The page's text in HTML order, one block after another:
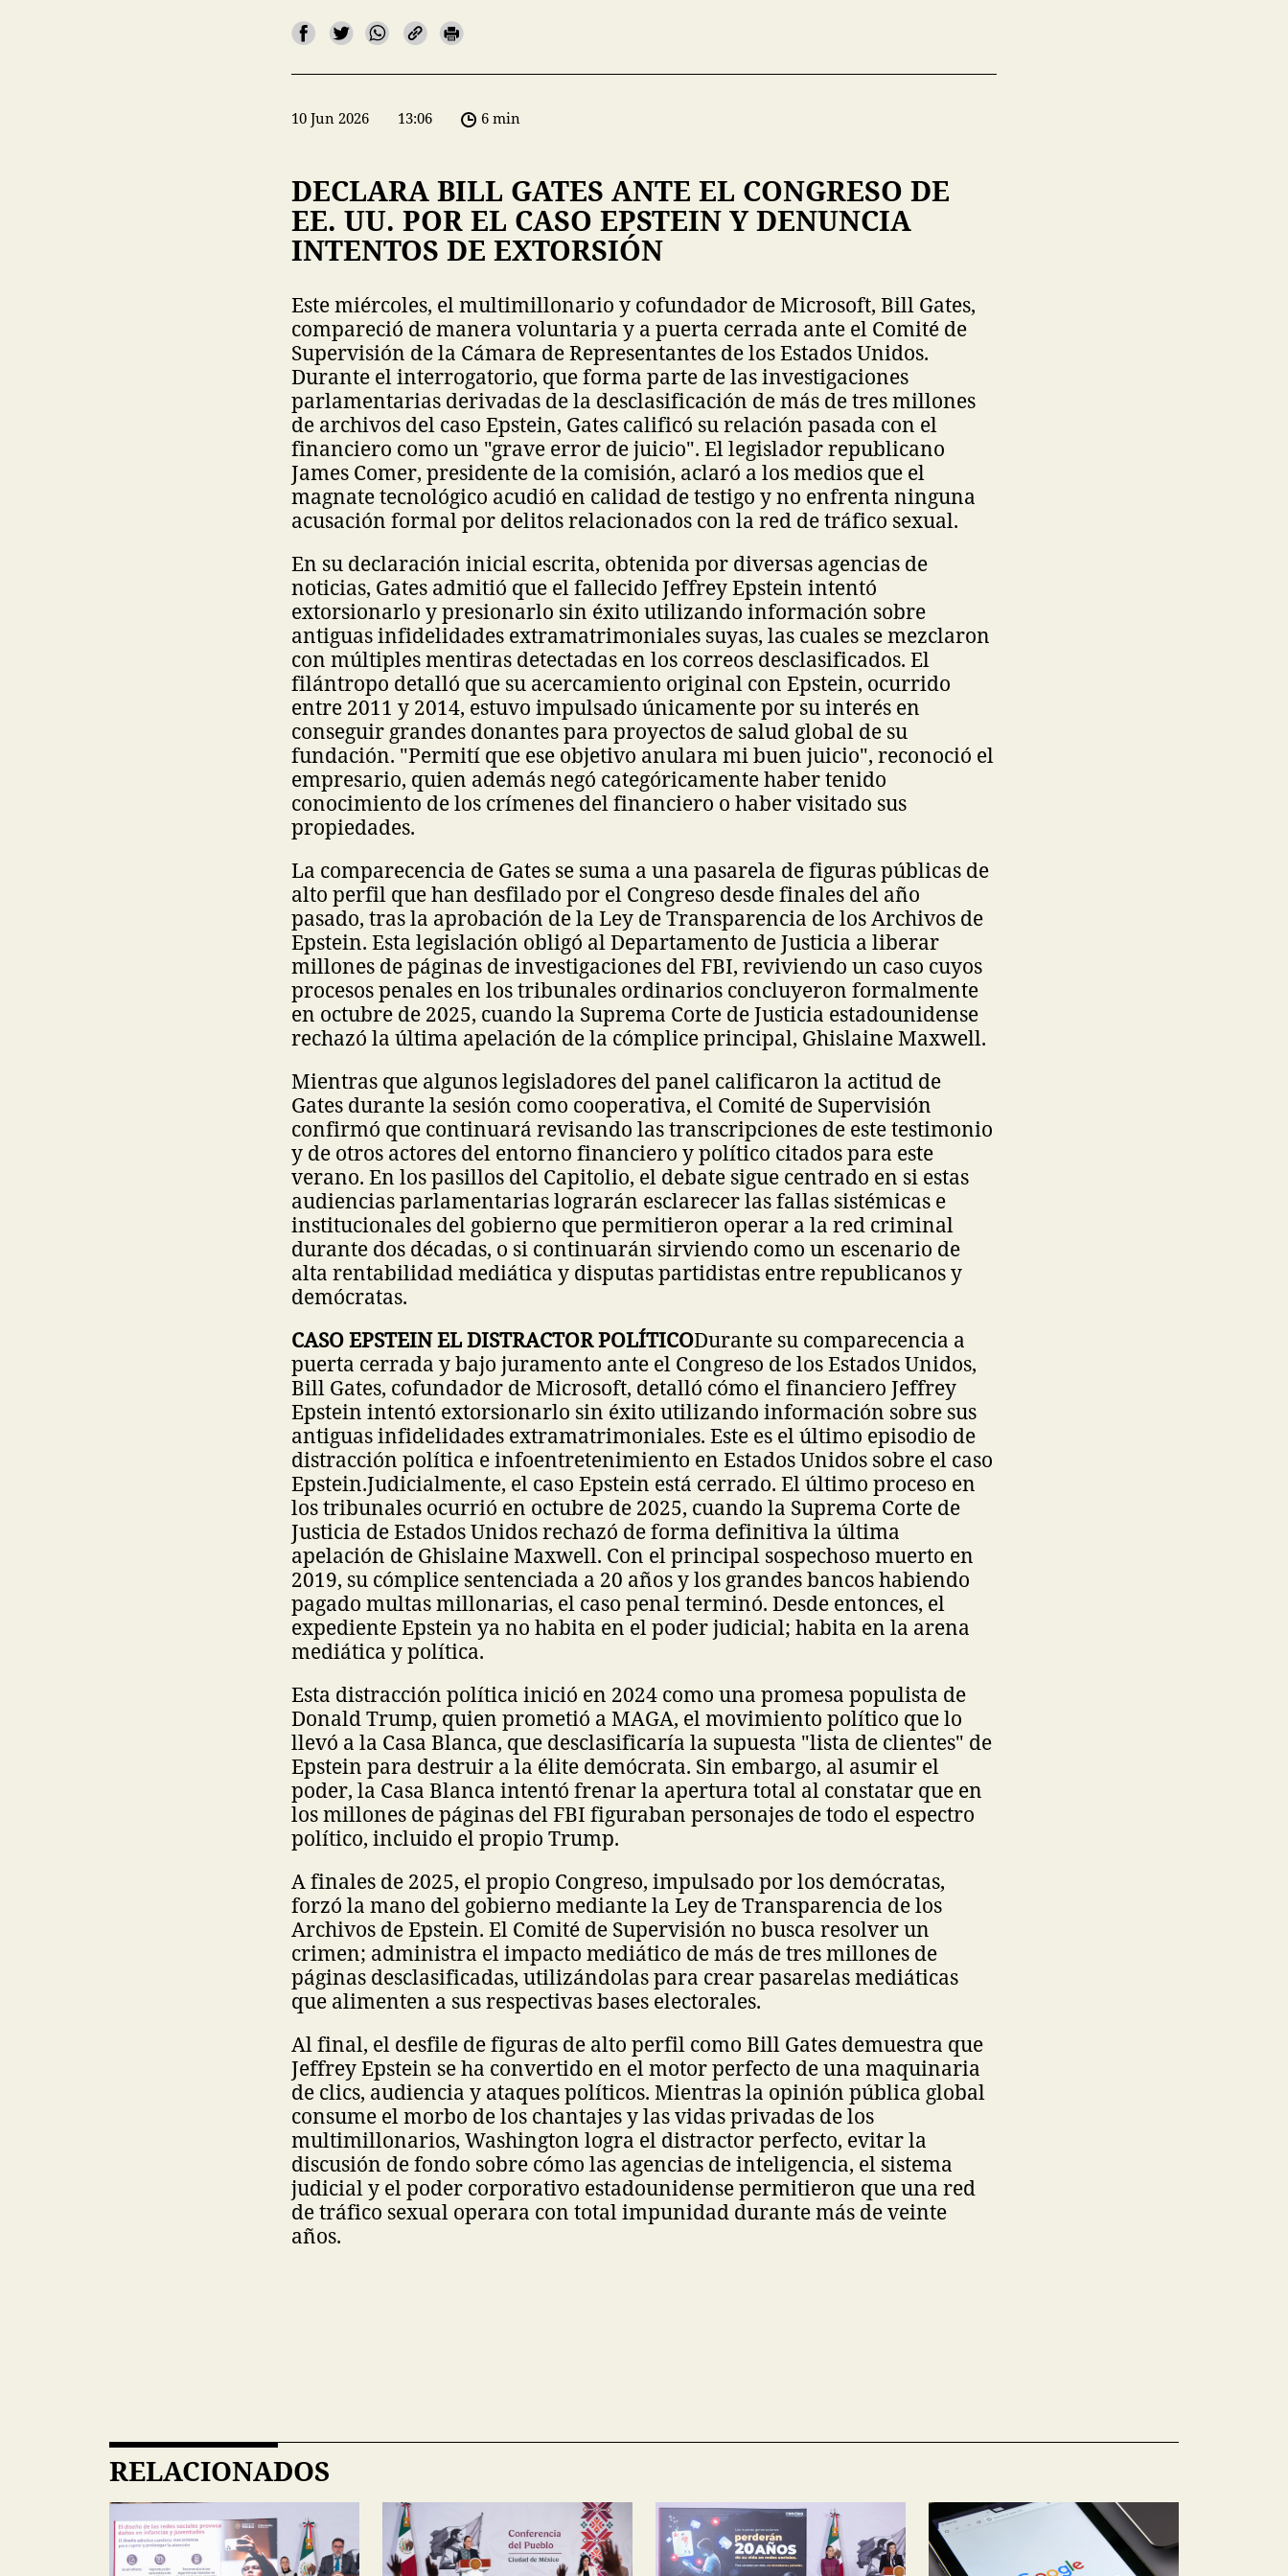
10 Jun 2026 13:06 6 min
DECLARA BILL GATES ANTE EL CONGRESO DE
EE. UU. POR EL CASO EPSTEIN Y DENUNCIA
INTENTOS DE EXTORSIÓN
Este miércoles, el multimillonario y cofundador de Microsoft, Bill Gates,
compareció de manera voluntaria y a puerta cerrada ante el Comité de
Supervisión de la Cámara de Representantes de los Estados Unidos.
Durante el interrogatorio, que forma parte de las investigaciones
parlamentarias derivadas de la desclasificación de más de tres millones
de archivos del caso Epstein, Gates calificó su relación pasada con el
financiero como un "grave error de juicio". El legislador republicano
James Comer, presidente de la comisión, aclaró a los medios que el
magnate tecnológico acudió en calidad de testigo y no enfrenta ninguna
acusación formal por delitos relacionados con la red de tráfico sexual.
En su declaración inicial escrita, obtenida por diversas agencias de
noticias, Gates admitió que el fallecido Jeffrey Epstein intentó
extorsionarlo y presionarlo sin éxito utilizando información sobre
antiguas infidelidades extramatrimoniales suyas, las cuales se mezclaron
con múltiples mentiras detectadas en los correos desclasificados. El
filántropo detalló que su acercamiento original con Epstein, ocurrido
entre 2011 y 2014, estuvo impulsado únicamente por su interés en
conseguir grandes donantes para proyectos de salud global de su
fundación. "Permití que ese objetivo anulara mi buen juicio", reconoció el
empresario, quien además negó categóricamente haber tenido
conocimiento de los crímenes del financiero o haber visitado sus
propiedades.
La comparecencia de Gates se suma a una pasarela de figuras públicas de
alto perfil que han desfilado por el Congreso desde finales del año
pasado, tras la aprobación de la Ley de Transparencia de los Archivos de
Epstein. Esta legislación obligó al Departamento de Justicia a liberar
millones de páginas de investigaciones del FBI, reviviendo un caso cuyos
procesos penales en los tribunales ordinarios concluyeron formalmente
en octubre de 2025, cuando la Suprema Corte de Justicia estadounidense
rechazó la última apelación de la cómplice principal, Ghislaine Maxwell.
Mientras que algunos legisladores del panel calificaron la actitud de
Gates durante la sesión como cooperativa, el Comité de Supervisión
confirmó que continuará revisando las transcripciones de este testimonio
y de otros actores del entorno financiero y político citados para este
verano. En los pasillos del Capitolio, el debate sigue centrado en si estas
audiencias parlamentarias lograrán esclarecer las fallas sistémicas e
institucionales del gobierno que permitieron operar a la red criminal
durante dos décadas, o si continuarán sirviendo como un escenario de
alta rentabilidad mediática y disputas partidistas entre republicanos y
demócratas.
CASO EPSTEIN EL DISTRACTOR POLÍTICODurante su comparecencia a
puerta cerrada y bajo juramento ante el Congreso de los Estados Unidos,
Bill Gates, cofundador de Microsoft, detalló cómo el financiero Jeffrey
Epstein intentó extorsionarlo sin éxito utilizando información sobre sus
antiguas infidelidades extramatrimoniales. Este es el último episodio de
distracción política e infoentretenimiento en Estados Unidos sobre el caso
Epstein.Judicialmente, el caso Epstein está cerrado. El último proceso en
los tribunales ocurrió en octubre de 2025, cuando la Suprema Corte de
Justicia de Estados Unidos rechazó de forma definitiva la última
apelación de Ghislaine Maxwell. Con el principal sospechoso muerto en
2019, su cómplice sentenciada a 20 años y los grandes bancos habiendo
pagado multas millonarias, el caso penal terminó. Desde entonces, el
expediente Epstein ya no habita en el poder judicial; habita en la arena
mediática y política.
Esta distracción política inició en 2024 como una promesa populista de
Donald Trump, quien prometió a MAGA, el movimiento político que lo
llevó a la Casa Blanca, que desclasificaría la supuesta "lista de clientes" de
Epstein para destruir a la élite demócrata. Sin embargo, al asumir el
poder, la Casa Blanca intentó frenar la apertura total al constatar que en
los millones de páginas del FBI figuraban personajes de todo el espectro
político, incluido el propio Trump.
A finales de 2025, el propio Congreso, impulsado por los demócratas,
forzó la mano del gobierno mediante la Ley de Transparencia de los
Archivos de Epstein. El Comité de Supervisión no busca resolver un
crimen; administra el impacto mediático de más de tres millones de
páginas desclasificadas, utilizándolas para crear pasarelas mediáticas
que alimenten a sus respectivas bases electorales.
Al final, el desfile de figuras de alto perfil como Bill Gates demuestra que
Jeffrey Epstein se ha convertido en el motor perfecto de una maquinaria
de clics, audiencia y ataques políticos. Mientras la opinión pública global
consume el morbo de los chantajes y las vidas privadas de los
multimillonarios, Washington logra el distractor perfecto, evitar la
discusión de fondo sobre cómo las agencias de inteligencia, el sistema
judicial y el poder corporativo estadounidense permitieron que una red
de tráfico sexual operara con total impunidad durante más de veinte
años.
RELACIONADOS